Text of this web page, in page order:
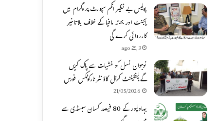
پولیس بے نظیر انکم سپورٹ پروگرام میں
ایجنٹ اور بھتہ مافیا کے خلاف بلاتاخیر
کارروائی کرے گی
3 ہفتے ago
نوجوان نسل کو منشیات سے پاک کریں
گے،لیفٹیننٹ کرنل کاؤنٹر نارکوٹکس فورس
21/05/2026
بہاولپور کے 80 فیصد کسان سبسڈی سے